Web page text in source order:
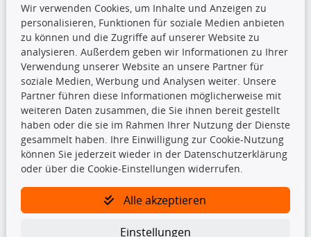
shop@teilando.de
Top Produkte
Beleuchtung
Bremsbeläge
Bremsscheiben
Kupplungssatz
Querlenker
Radlager
Stoßdämpfer
TecDoc Inside
Wir verwenden Cookies, um Inhalte und Anzeigen zu
personalisieren, Funktionen für soziale Medien anbieten
zu können und die Zugriffe auf unserer Website zu
analysieren. Außerdem geben wir Informationen zu Ihrer
Verwendung unserer Website an unsere Partner für
soziale Medien, Werbung und Analysen weiter. Unsere
Partner führen diese Informationen möglicherweise mit
weiteren Daten zusammen, die Sie ihnen bereit gestellt
haben oder die sie im Rahmen Ihrer Nutzung der Dienste
gesammelt haben. Ihre Einwilligung zur Cookie-Nutzung
können Sie jederzeit wieder in der Datenschutzerklärung
oder über die Cookie-Einstellungen widerrufen.
Alle akzeptieren
Einstellungen